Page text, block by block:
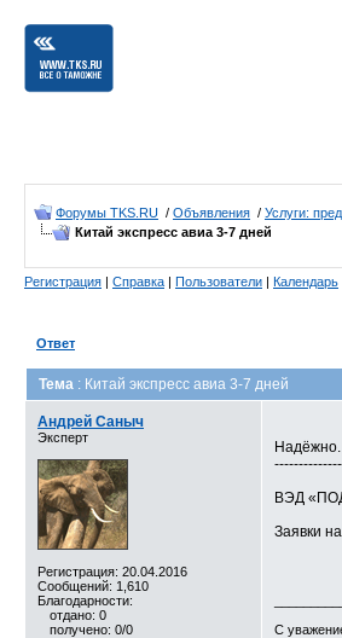
Форумы TKS.RU / Объявления / Услуги:
Китай экспресс авиа 3-7 дней
Регистрация | Справка | Пользователи | Календарь
Ответ
Тема : Китай экспресс авиа 3-7 дней
Андрей Саныч
Эксперт
Регистрация: 20.04.2016
Сообщений: 1,610
Благодарности:
отдано: 0
получено: 0/0
ВЭД
Заявки
С